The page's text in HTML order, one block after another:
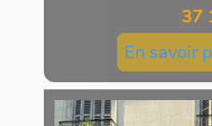
37
En savoir